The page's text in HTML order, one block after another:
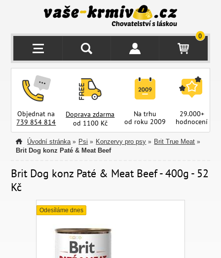
0
Objednat na
739 854 814
Doprava zdarma
od 1100 Kč
Na trhu
od roku 2009
29.000+
hodnocení
Úvodní stránka » Psi » Konzervy pro psy » Brit True Meat »
Brit Dog konz Paté & Meat Beef
Brit Dog konz Paté & Meat Beef - 400g - 52
Kč
Odesíláme dnes